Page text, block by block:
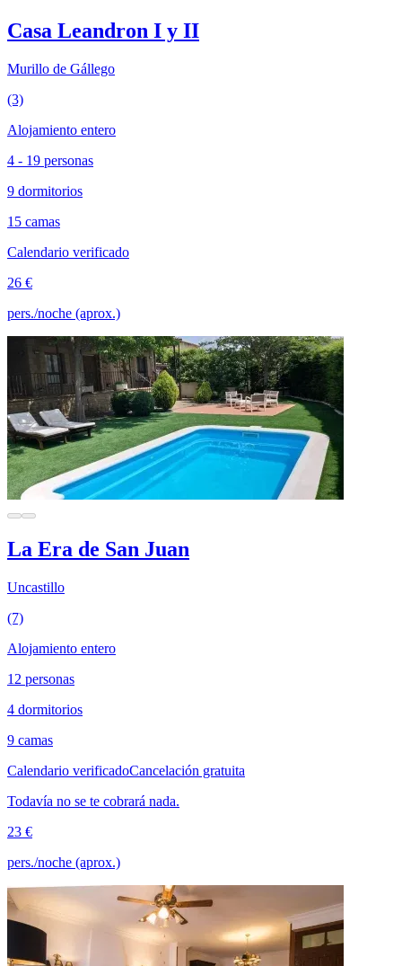
Casa Leandron I y II
Murillo de Gállego
(3)
Alojamiento entero
4 - 19 personas
9 dormitorios
15 camas
Calendario verificado
26 €
pers./noche (aprox.)
La Era de San Juan
Uncastillo
(7)
Alojamiento entero
12 personas
4 dormitorios
9 camas
Calendario verificadoCancelación gratuita
Todavía no se te cobrará nada.
23 €
pers./noche (aprox.)